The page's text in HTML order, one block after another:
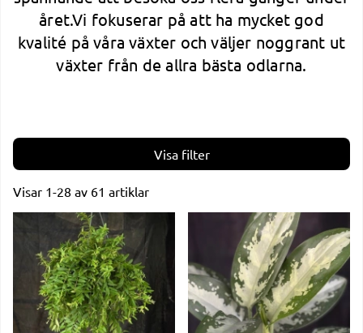
året.Vi fokuserar på att ha mycket god
kvalité på våra växter och väljer noggrant ut
växter från de allra bästa odlarna.
Filtrera
Visar 1-28 av 61 artiklar
Produkter